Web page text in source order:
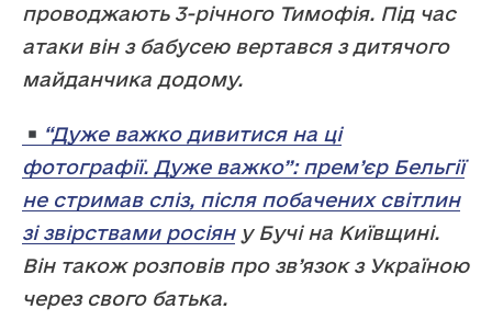
проводжають 3-річного Тимофія. Під час
атаки він з бабусею вертався з дитячого
майданчика додому.
“Дуже важко дивитися на ці
фотографії. Дуже важко”: прем’єр Бельгії
не стримав сліз, після побачених світлин
зі звірствами росіяну Бучі на Київщині.
Він також розповів про зв’язок з Україною
через свого батька.